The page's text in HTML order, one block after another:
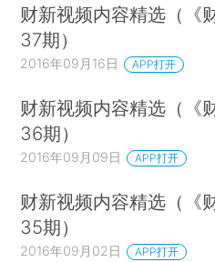
财新视频内容精选（《
37期）
2016年09月16日 APP打开
财新视频内容精选（《
36期）
2016年09月09日 APP打开
财新视频内容精选（《
35期）
2016年09月02日 APP打开